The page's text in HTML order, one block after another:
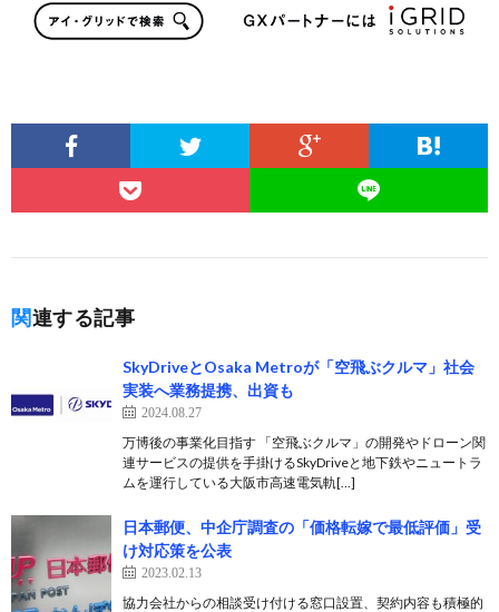
関連する記事
SkyDriveとOsaka Metroが「空飛ぶクルマ」社会
実装へ業務提携、出資も
2024.08.27
万博後の事業化目指す 「空飛ぶクルマ」の開発やドローン関
連サービスの提供を手掛けるSkyDriveと地下鉄やニュートラ
ムを運行している大阪市高速電気軌[…]
日本郵便、中企庁調査の「価格転嫁で最低評価」受
け対応策を公表
2023.02.13
協力会社からの相談受け付ける窓口設置、契約内容も積極的